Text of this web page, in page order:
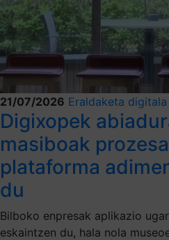
21/07/2026 Eraldaketa digitala
Digixopek
masiboak
plataforma
du
Bilboko enpresak aplikazio
eskaintzen du, hala nola